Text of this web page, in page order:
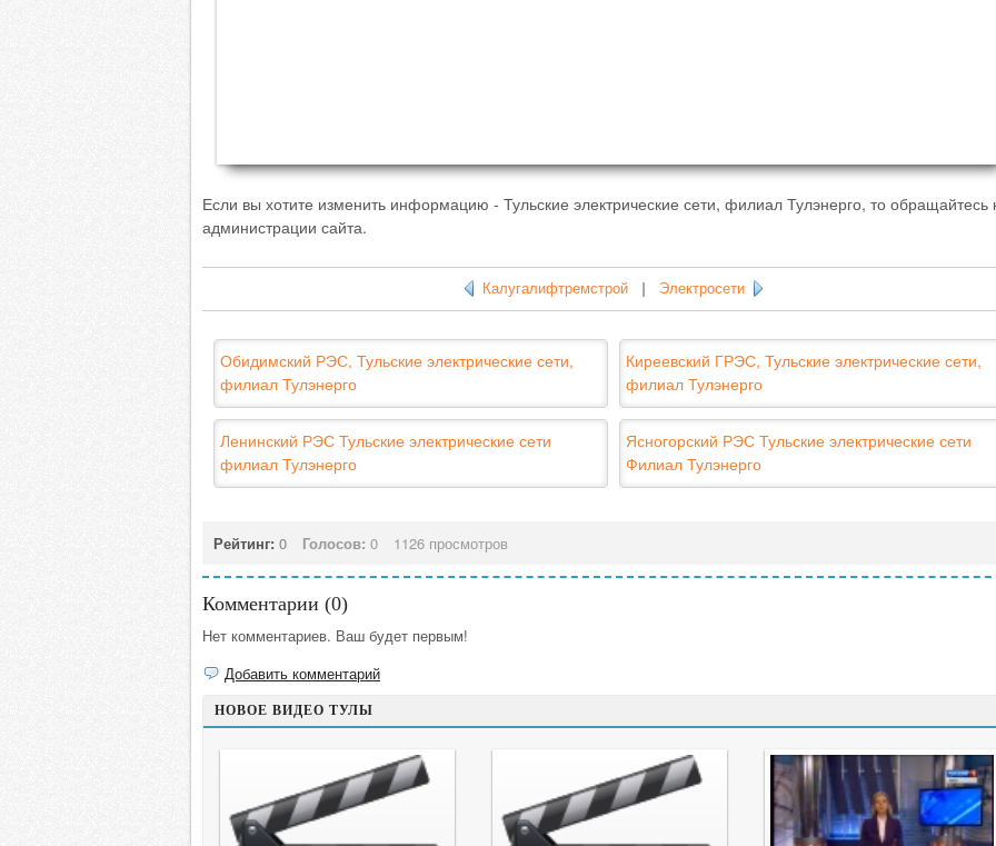
Если вы хотите изменить информацию - Тульские электрические сети, филиал Тулэнерго, то обращайтесь
администрации сайта.
Калугалифтремстрой Электросети
Обидимский РЭС, Тульские электрические сети,
филиал Тулэнерго
Киреевский ГРЭС, Тульские электрические сети,
филиал Тулэнерго
Ленинский РЭС Тульские электрические сети
филиал Тулэнерго
Ясногорский РЭС Тульские электрические сети
Филиал Тулэнерго
Рейтинг: 0 Голосов: 0 1126 просмотров
Комментарии (0)
Нет комментариев. Ваш будет первым!
Добавить комментарий
НОВОЕ ВИДЕО ТУЛЫ